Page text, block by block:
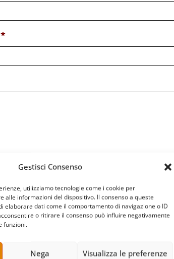
Gestisci Consenso
utilizziamo tecnologie come i cookie per
alle informazioni del dispositivo. Il consenso a queste
elaborare dati come il comportamento di navigazione o ID
o ritirare il consenso può influire negativamente
funzioni.
Nega Visualizza le preferenze
*